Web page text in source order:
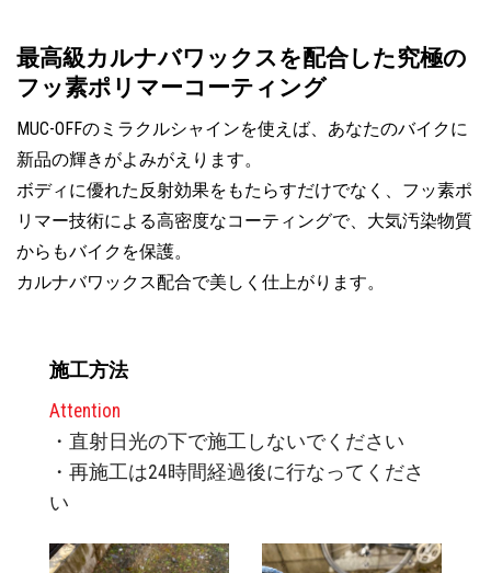
最高級カルナバワックスを配合した究極の
フッ素ポリマーコーティング
MUC-OFFのミラクルシャインを使えば、あなたのバイクに
新品の輝きがよみがえります。
ボディに優れた反射効果をもたらすだけでなく、フッ素ポ
リマー技術による高密度なコーティングで、大気汚染物質
からもバイクを保護。
カルナバワックス配合で美しく仕上がります。
施工方法
Attention
・直射日光の下で施工しないでください
・再施工は24時間経過後に行なってくださ
い